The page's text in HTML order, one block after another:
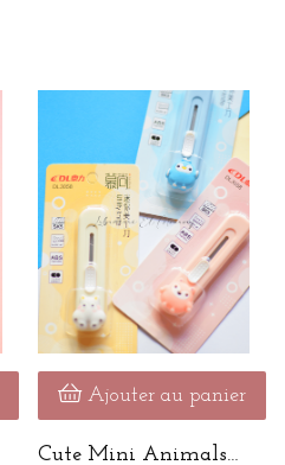
Ajouter au panier
Cute Mini Animals